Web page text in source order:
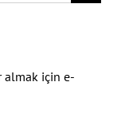
için e-